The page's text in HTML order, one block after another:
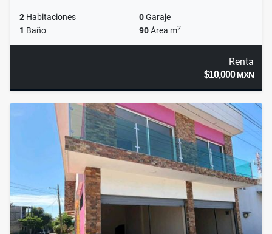
2 Habitaciones 0Garaje
1 Baño 90Área m2
Renta
$10,000MXN